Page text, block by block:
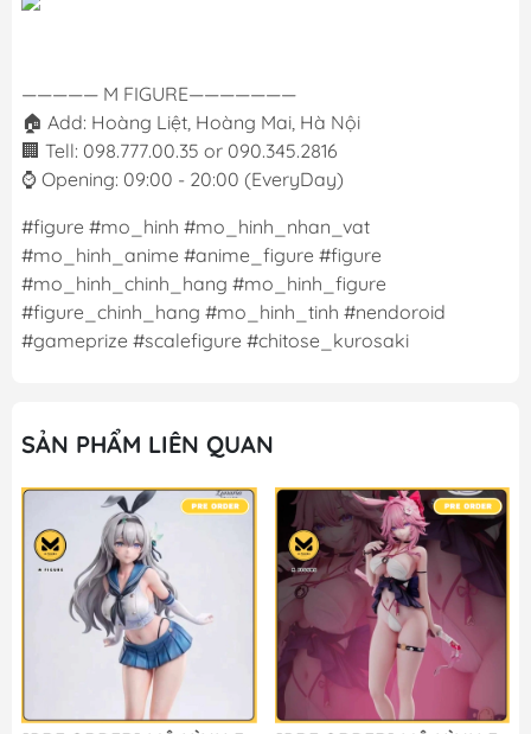
————— M FIGURE———————
🏠 Add: Hoàng Liệt, Hoàng Mai, Hà Nội
🏢 Tell: 098.777.00.35 or 090.345.2816
⌚️ Opening: 09:00 - 20:00 (EveryDay)
#figure #mo_hinh #mo_hinh_nhan_vat
#mo_hinh_anime #anime_figure #figure
#mo_hinh_chinh_hang #mo_hinh_figure
#figure_chinh_hang #mo_hinh_tinh #nendoroid
#gameprize #scalefigure #chitose_kurosaki
SẢN PHẨM LIÊN QUAN